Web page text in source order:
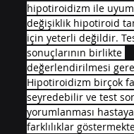
hipotiroidizm ile
değişiklik hipotiroid
için yeterli değildir.
sonuçlarının birlikte
değerlendirilmesi
Hipotiroidizm birçok
seyredebilir ve test
yorumlanması
farklılıklar